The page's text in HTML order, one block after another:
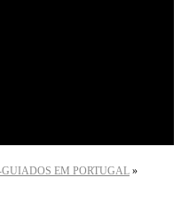
EM PORTUGAL »